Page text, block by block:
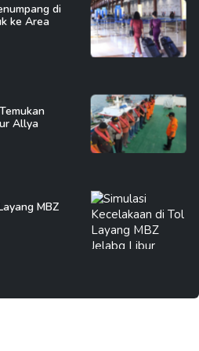
di
ke Area
Allya
MBZ